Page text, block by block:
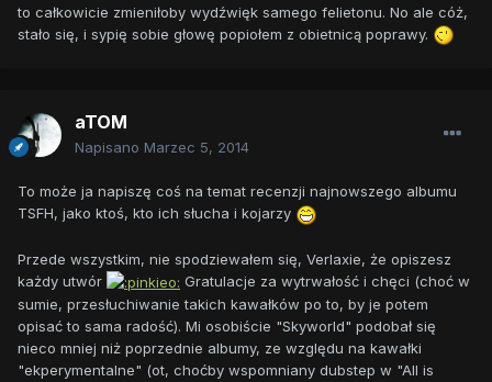
to całkowicie zmieniłoby wydźwięk samego felietonu. No ale cóż,
stało się, i sypię sobie głowę popiołem z obietnicą poprawy.
aTOM
Napisano Marzec 5, 2014
To może ja napiszę coś na temat recenzji najnowszego albumu
TSFH, jako ktoś, kto ich słucha i kojarzy
Przede wszystkim, nie spodziewałem się, Verlaxie, że opiszesz
każdy utwór
Gratulacje za wytrwałość i chęci (choć w
sumie, przesłuchiwanie takich kawałków po to, by je potem
opisać to sama radość). Mi osobiście "Skyworld" podobał się
nieco mniej niż poprzednie albumy, ze względu na kawałki
"ekperymentalne" (ot, choćby wspomniany dubstep w "All is